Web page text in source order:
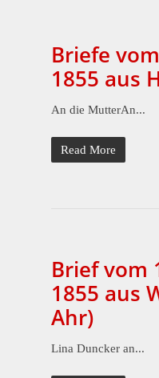
Briefe
1855 aus
An die MutterAn...
Read More
Brief vom
1855 aus
Ahr)
Lina Duncker an...